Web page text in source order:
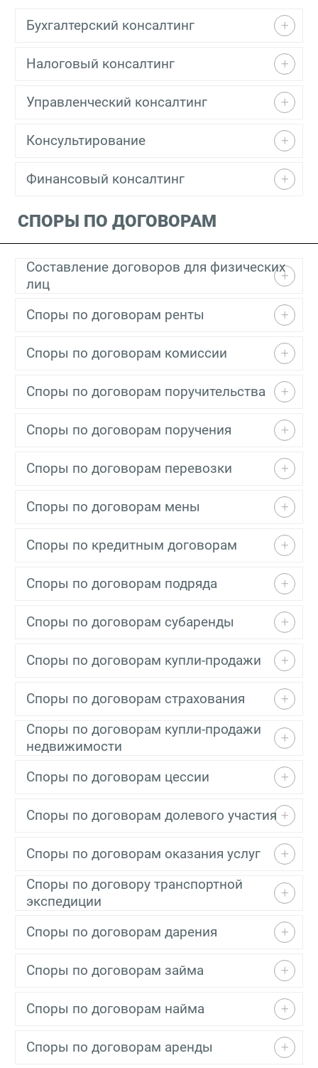
Бухгалтерский консалтинг
Налоговый консалтинг
Управленческий консалтинг
Консультирование
Финансовый консалтинг
СПОРЫ ПО ДОГОВОРАМ
Составление договоров для физических
лиц
Споры по договорам ренты
Споры по договорам комиссии
Споры по договорам поручительства
Споры по договорам поручения
Споры по договорам перевозки
Споры по договорам мены
Споры по кредитным договорам
Споры по договорам подряда
Споры по договорам субаренды
Споры по договорам купли-продажи
Споры по договорам страхования
Споры по договорам купли-продажи
недвижимости
Споры по договорам цессии
Споры по договорам долевого участия
Споры по договорам оказания услуг
Споры по договору транспортной
экспедиции
Споры по договорам дарения
Споры по договорам займа
Споры по договорам найма
Споры по договорам аренды